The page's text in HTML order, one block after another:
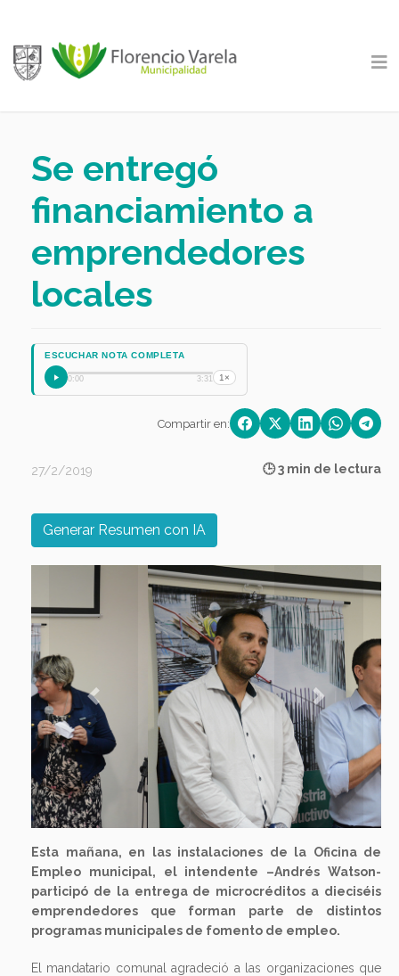
Se entregó
financiamiento a
emprendedores
locales
ESCUCHAR NOTA COMPLETA
0:00 3:31 1×
Compartir en:
27/2/2019 🕒 3 min de lectura
Generar Resumen con IA
Previous Next
Esta mañana, en las instalaciones de la Oficina de
Empleo municipal, el intendente –Andrés Watson-
participó de la entrega de microcréditos a dieciséis
emprendedores que forman parte de distintos
programas municipales de fomento de empleo.
El mandatario comunal agradeció a las organizaciones que